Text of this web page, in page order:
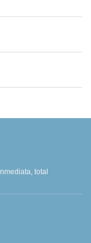
total